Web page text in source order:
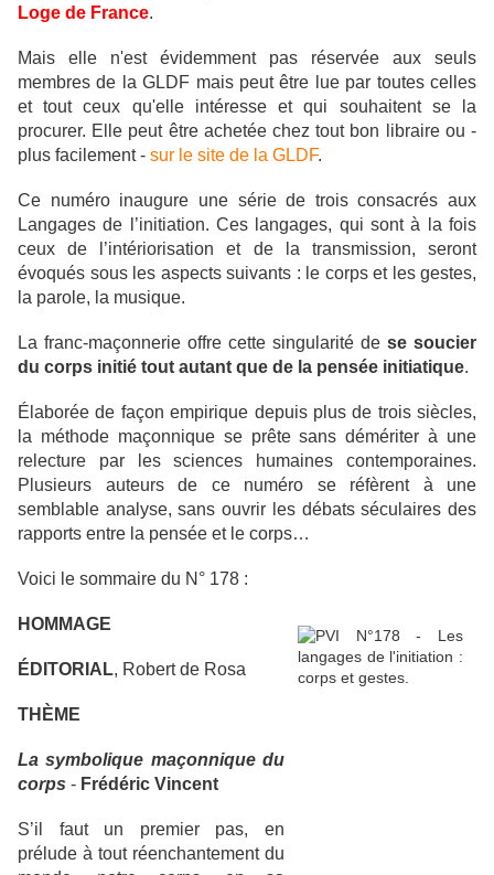
Loge de France.
Mais elle n'est évidemment pas réservée aux seuls
membres de la GLDF mais peut être lue par toutes celles
et tout ceux qu'elle intéresse et qui souhaitent se la
procurer. Elle peut être achetée chez tout bon libraire ou -
plus facilement - sur le site de la GLDF.
Ce numéro inaugure une série de trois consacrés aux
Langages de l’initiation. Ces langages, qui sont à la fois
ceux de l’intériorisation et de la transmission, seront
évoqués sous les aspects suivants : le corps et les gestes,
la parole, la musique.
La franc-maçonnerie offre cette singularité de se soucier
du corps initié tout autant que de la pensée initiatique.
Élaborée de façon empirique depuis plus de trois siècles,
la méthode maçonnique se prête sans démériter à une
relecture par les sciences humaines contemporaines.
Plusieurs auteurs de ce numéro se réfèrent à une
semblable analyse, sans ouvrir les débats séculaires des
rapports entre la pensée et le corps…
Voici le sommaire du N° 178 :
HOMMAGE
ÉDITORIAL, Robert de Rosa
THÈME
La symbolique maçonnique du
corps - Frédéric Vincent
S’il faut un premier pas, en
prélude à tout réenchantement du